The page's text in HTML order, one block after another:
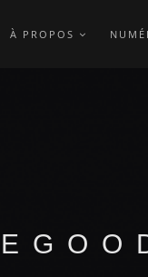
À PROPOS